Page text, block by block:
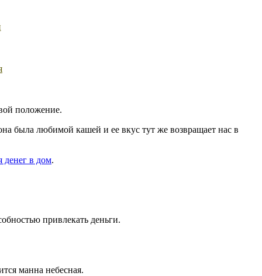
положение.
была любимой кашей и ее вкус тут же возвращает нас в
денег в дом.
привлекать деньги.
манна небесная.